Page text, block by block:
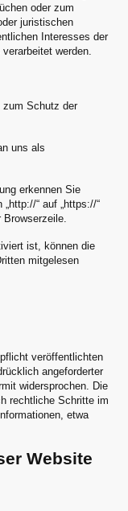
oder zum
juristischen
Interesses der
werden.
zum Schutz der
uns als
erkennen Sie
“ auf „https://“
ist, können die
mitgelesen
veröffentlichten
angeforderter
widersprochen. Die
rechtliche Schritte im
etwa
Website